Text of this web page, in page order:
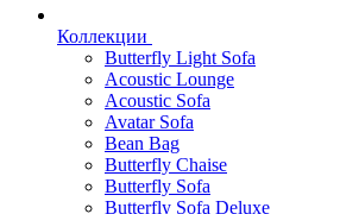
Коллекции
Butterfly Light Sofa
Acoustic Lounge
Acoustic Sofa
Avatar Sofa
Bean Bag
Butterfly Chaise
Butterfly Sofa
Butterfly Sofa Deluxe